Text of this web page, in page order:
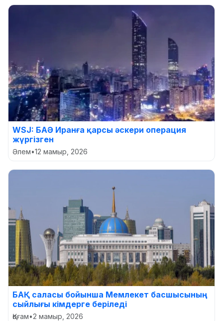
WSJ: БАӘ Иранға қарсы әскери операция
жүргізген
Әлем•12 мамыр, 2026
БАҚ саласы бойынша Мемлекет басшысының
сыйлығы кімдерге беріледі
Қоғам•2 мамыр, 2026